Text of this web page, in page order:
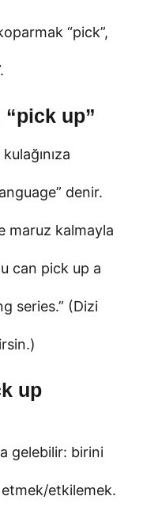
“pick”,
up”
denir.
maruz kalmayla
can pick up a
series.” (Dizi
up
gelebilir: birini
etkilemek.